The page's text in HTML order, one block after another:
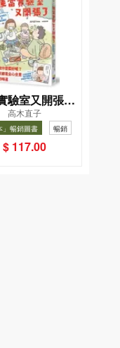
驗室又開張了
和特別日的
單挑戰記
高木直子
」暢銷圖書 暢銷
$ 117.00